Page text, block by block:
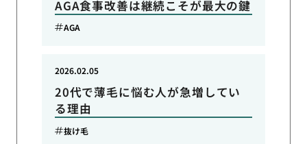
AGA食事改善は継続こそが最大の鍵
AGA
20代で薄毛に悩む人が急増してい
る理由
2026.02.05
抜け毛